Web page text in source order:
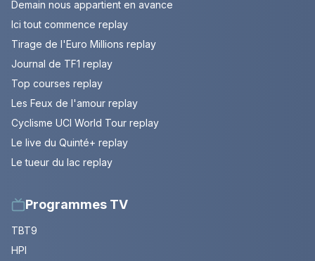
Demain nous appartient en avance
Ici tout commence replay
Tirage de l'Euro Millions replay
Journal de TF1 replay
Top courses replay
Les Feux de l'amour replay
Cyclisme UCI World Tour replay
Le live du Quinté+ replay
Le tueur du lac replay
Programmes TV
TBT9
HPI